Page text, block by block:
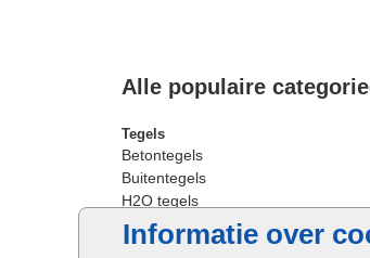
Informatie over
Alle populaire
Tegels
Betontegels
Buitentegels
H2O tegels
Keramische terrastegels
Oprit tegels